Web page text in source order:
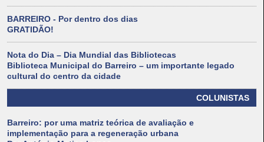
BARREIRO - Por dentro dos dias
GRATIDÃO!
Nota do Dia – Dia Mundial das Bibliotecas
Biblioteca Municipal do Barreiro – um importante legado
cultural do centro da cidade
COLUNISTAS
Barreiro: por uma matriz teórica de avaliação e
implementação para a regeneração urbana